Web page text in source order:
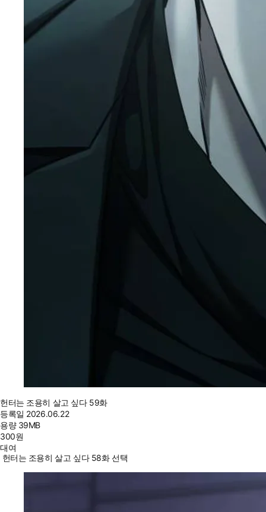
헌터는 조용히 살고 싶다 59화
등록일 2026.06.22
용량 39MB
300원
대여
헌터는 조용히 살고 싶다 58화 선택